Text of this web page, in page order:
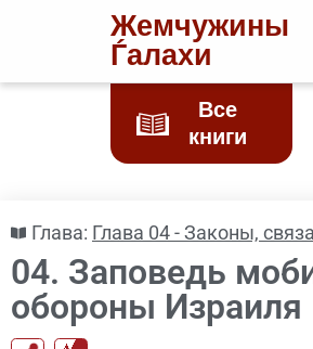
Жемчужины
Ѓалахи
Все
книги
Глава: Глава 04 - Законы,
04. Заповедь
обороны Израиля